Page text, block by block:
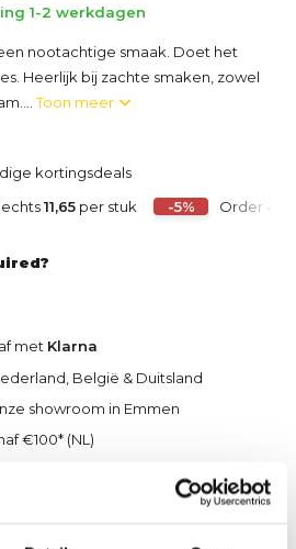
1-2 werkdagen
nootachtige smaak. Doet het
Heerlijk bij zachte smaken, zowel
Toon meer
kortingsdeals
11,65 per stuk -5% Order
met Klarna
België & Duitsland
showroom in Emmen
€100* (NL)